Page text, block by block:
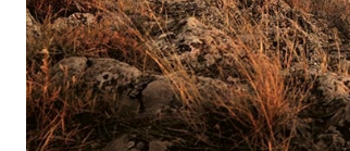
de manière impressionnante. Le
est une expérience unique et fait
région. De plus, le domaine Mas
l’Artigas Blanco est une
Macabeao et Pedro Ximenez,